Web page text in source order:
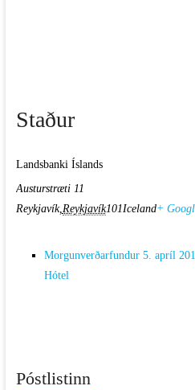
Staður
Landsbanki Íslands
Austurstræti 11
Reykjavík,Reykjavík101Iceland+
Morgunverðarfundur 5. apríl
Hótel
Póstlistinn